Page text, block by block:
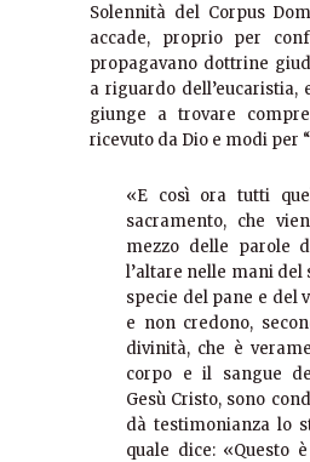
Solennità del Corpus
accade, proprio per
propagavano dottrine
a riguardo dell’eucaristia,
giunge a trovare
ricevuto da Dio e modi per
«E così ora tutti
sacramento, che
mezzo delle parole
l’altare nelle mani del
specie del pane e del
e non credono,
divinità, che è
corpo e il sangue
Gesù Cristo, sono
dà testimonianza lo
quale dice: «Questo